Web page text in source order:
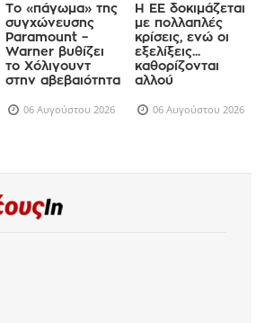
Το «πάγωμα» της
συγχώνευσης
Paramount –
Warner βυθίζει
το Χόλιγουντ
στην αβεβαιότητα
06 Αυγούστου 2026
Η ΕΕ δοκιμάζεται
με πολλαπλές
κρίσεις, ενώ οι
εξελίξεις...
καθορίζονται
αλλού
06 Αυγούστου 2026